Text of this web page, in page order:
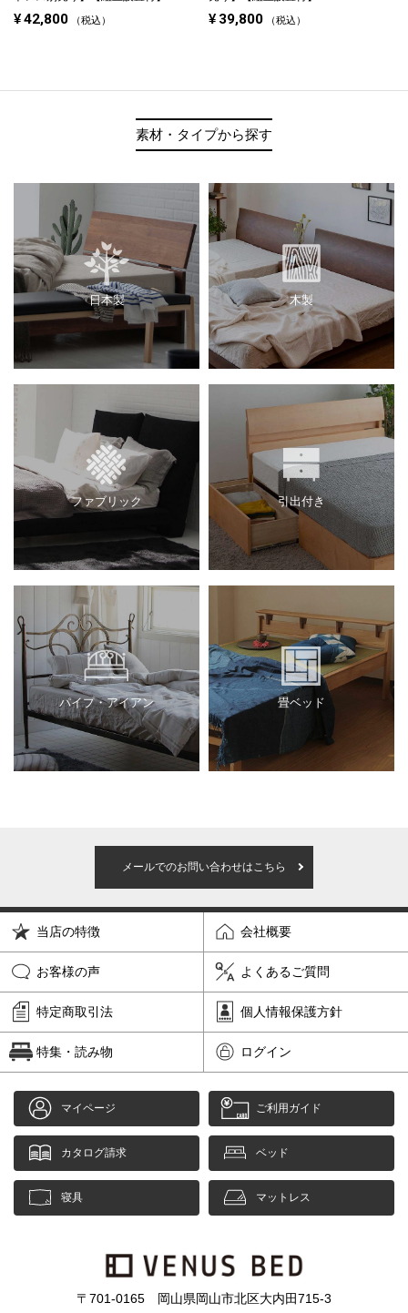
¥42,800 税込 ¥ 39,800 税込
素材・タイプから探す
日本製 木製
ファブリック 引出付き
パイプ・アイアン 畳ベッド
メールでのお問い合わせはこちら
当店の特徴 会社概要
お客様の声 よくあるご質問
特定商取引法 個人情報保護方針
特集・読み物 ログイン
マイページ ご利用ガイド
カタログ請求 ベッド
寝具 マットレス
〒701-0165 岡山県岡山市北区大内田715-3